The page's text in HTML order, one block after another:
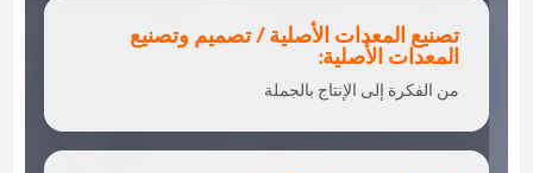
تصنيع المعدات الأصلية / تصميم وتصنيع
المعدات الأصلية:
من الفكرة إلى الإنتاج بالجملة